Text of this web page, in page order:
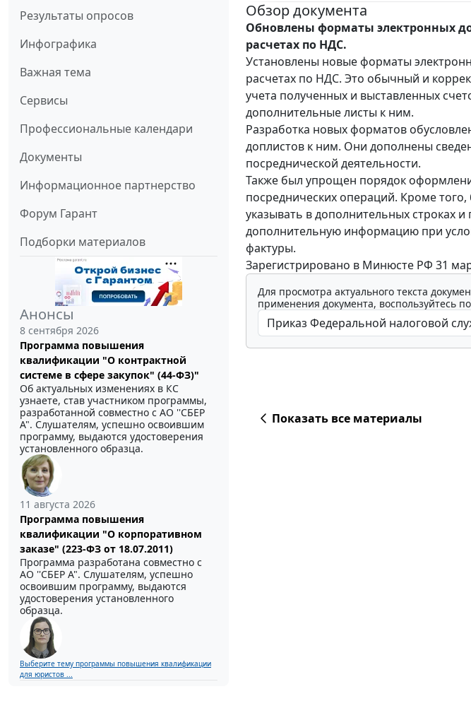
Результаты опросов
Инфографика
Важная тема
Сервисы
Профессиональные календари
Документы
Информационное партнерство
Форум Гарант
Подборки материалов
Анонсы
8 сентября 2026
Программа повышения
квалификации "О контрактной
системе в сфере закупок" (44-ФЗ)"
Об актуальных изменениях в КС
узнаете, став участником программы,
разработанной совместно с АО ''СБЕР
А". Слушателям, успешно освоившим
программу, выдаются удостоверения
установленного образца.
11 августа 2026
Программа повышения
квалификации "О корпоративном
заказе" (223-ФЗ от 18.07.2011)
Программа разработана совместно с
АО ''СБЕР А". Слушателям, успешно
освоившим программу, выдаются
удостоверения установленного
образца.
Выберите тему программы повышения квалификации
для юристов ...
Обзор документа
Обновлены форматы электронных
расчетах по НДС.
Установлены новые форматы
расчетах по НДС. Это обычный и
учета полученных и выставленных
дополнительные листы к ним.
Разработка новых форматов
доплистов к ним. Они дополнены
посреднической деятельности.
Также был упрощен порядок
посреднических операций. Кроме
указывать в дополнительных строках и
дополнительную информацию при
фактуры.
Зарегистрировано в Минюсте РФ 31
Для просмотра актуального текста
применения документа, воспользуйтесь
Показать все материалы